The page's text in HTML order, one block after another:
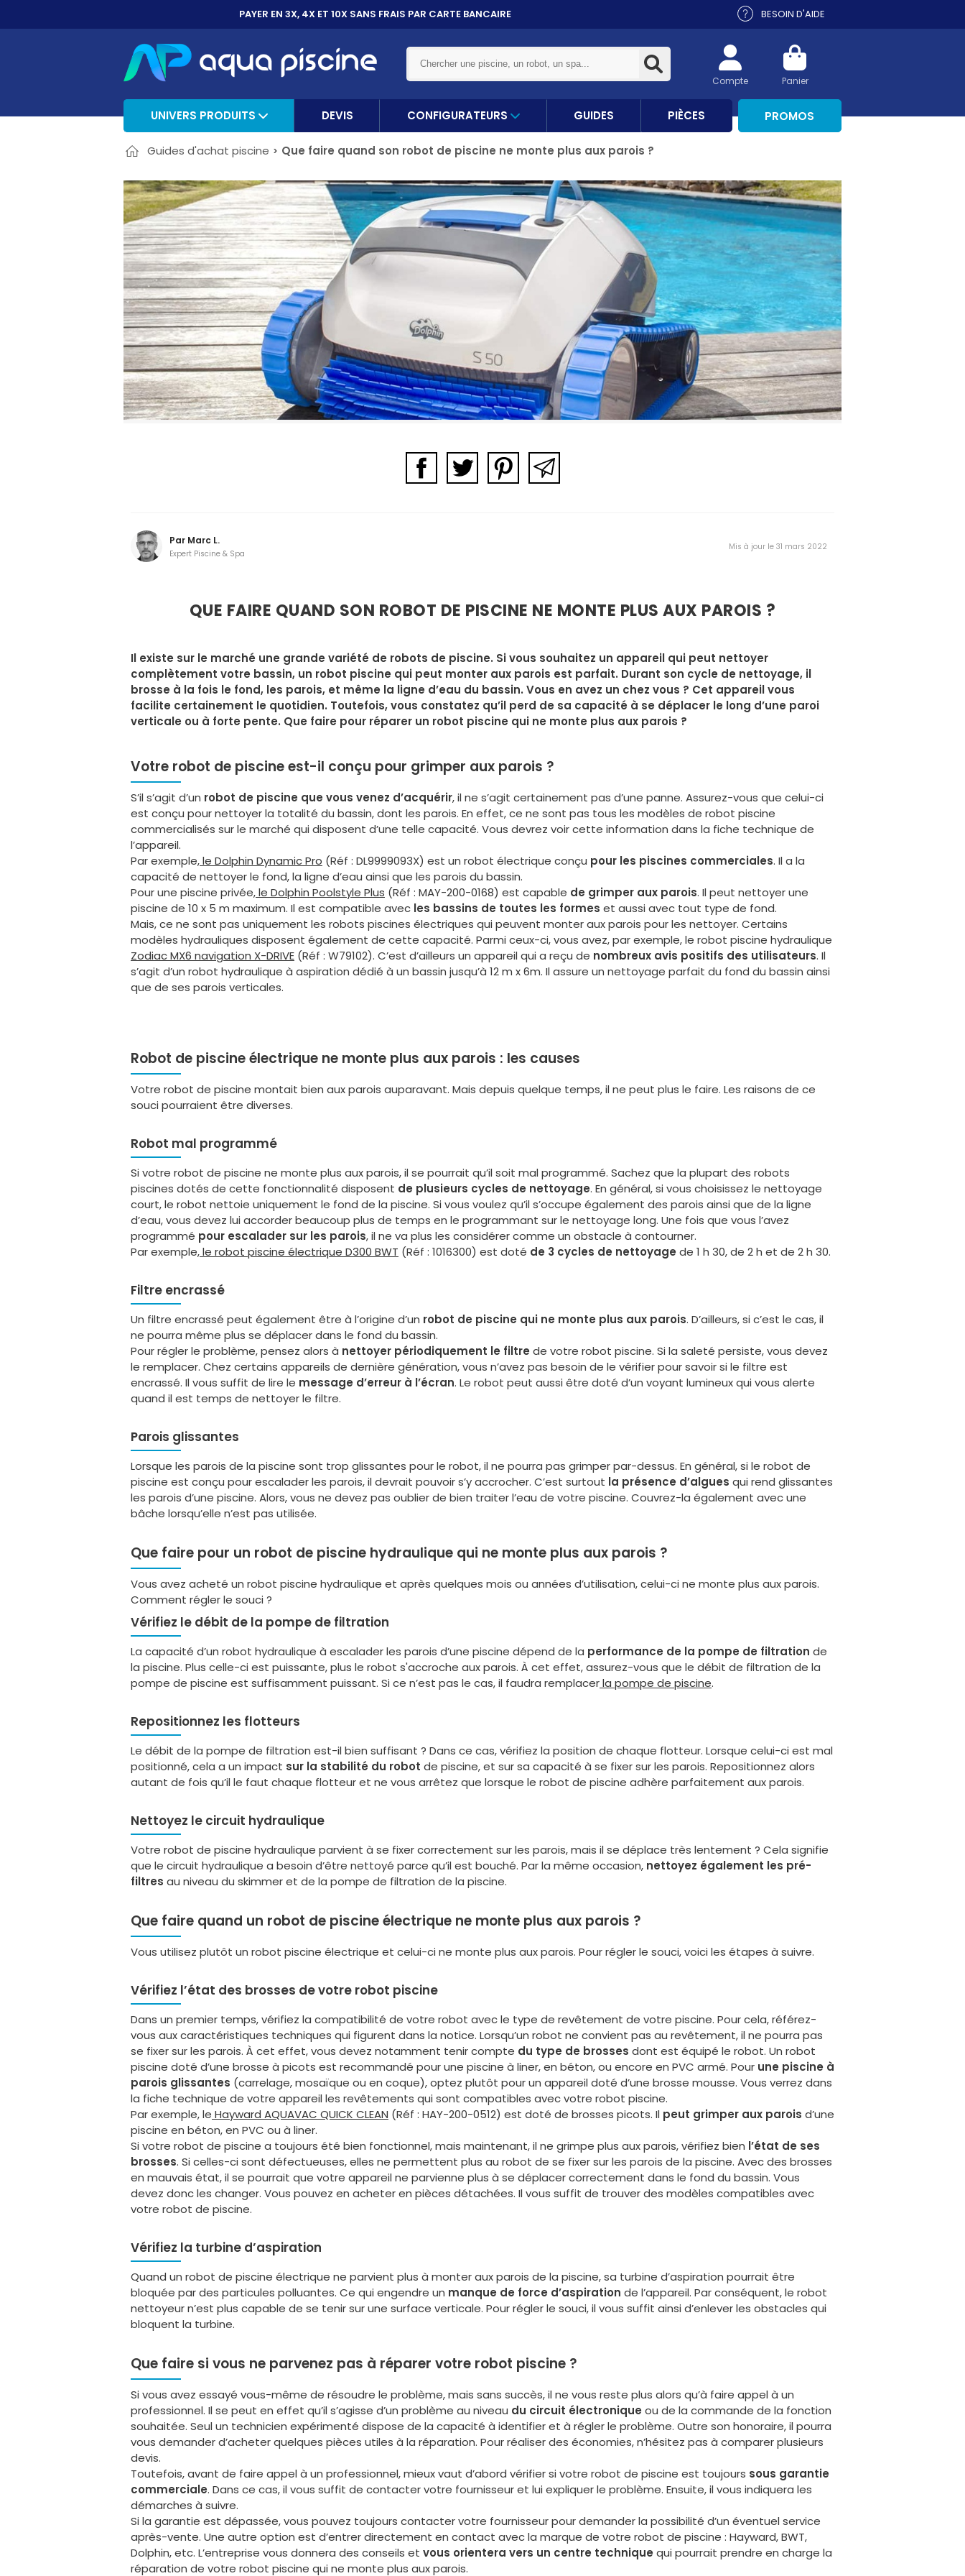
PAYER EN 3X, 4X ET 10XSANS FRAIS PAR CARTE BANCAIRE BESOIN D'AIDE
Panier
Compte
UNIVERS PRODUITS DEVIS CONFIGURATEURS GUIDES PIÈCES PROMOS
Guides d'achat piscine Que faire quand son robot de piscine ne monte plus aux parois ?
Par Marc L.
Expert Piscine & Spa
Mis à jour le 31 mars 2022
QUE FAIRE QUAND SON ROBOT DE PISCINE NE MONTE PLUS AUX PAROIS ?
Il existe sur le marché une grande variété de robots de piscine. Si vous souhaitez un appareil qui peut nettoyer
complètement votre bassin, un robot piscine qui peut monter aux parois est parfait. Durant son cycle de nettoyage, il
brosse à la fois le fond, les parois, et même la ligne d’eau du bassin. Vous en avez un chez vous ? Cet appareil vous
facilite certainement le quotidien. Toutefois, vous constatez qu’il perd de sa capacité à se déplacer le long d’une paroi
verticale ou à forte pente. Que faire pour réparer un robot piscine qui ne monte plus aux parois ?
Votre robot de piscine est-il conçu pour grimper aux parois ?
S’il s’agit d’un robot de piscine que vous venez d’acquérir, il ne s’agit certainement pas d’une panne. Assurez-vous que celui-ci
est conçu pour nettoyer la totalité du bassin, dont les parois. En effet, ce ne sont pas tous les modèles de robot piscine
commercialisés sur le marché qui disposent d’une telle capacité. Vous devrez voir cette information dans la fiche technique de
l’appareil.
Par exemple,le Dolphin Dynamic Pro (Réf : DL9999093X) est un robot électrique conçu pour les piscines commerciales. Il a la
capacité de nettoyer le fond, la ligne d’eau ainsi que les parois du bassin.
Pour une piscine privée,le Dolphin Poolstyle Plus (Réf : MAY-200-0168) est capable de grimper aux parois. Il peut nettoyer une
piscine de 10 x 5 m maximum. Il est compatible avec les bassins de toutes les formes et aussi avec tout type de fond.
Mais, ce ne sont pas uniquement les robots piscines électriques qui peuvent monter aux parois pour les nettoyer. Certains
modèles hydrauliques disposent également de cette capacité. Parmi ceux-ci, vous avez, par exemple, le robot piscine hydraulique
Zodiac MX6 navigation X-DRIVE (Réf : W79102). C’est d’ailleurs un appareil qui a reçu de nombreux avis positifs des utilisateurs. Il
s’agit d’un robot hydraulique à aspiration dédié à un bassin jusqu’à 12 m x 6m. Il assure un nettoyage parfait du fond du bassin ainsi
que de ses parois verticales.
Robot de piscine électrique ne monte plus aux parois : les causes
Votre robot de piscine montait bien aux parois auparavant. Mais depuis quelque temps, il ne peut plus le faire. Les raisons de ce
souci pourraient être diverses.
Robot mal programmé
Si votre robot de piscine ne monte plus aux parois, il se pourrait qu’il soit mal programmé. Sachez que la plupart des robots
piscines dotés de cette fonctionnalité disposent de plusieurs cycles de nettoyage. En général, si vous choisissez le nettoyage
court, le robot nettoie uniquement le fond de la piscine. Si vous voulez qu’il s’occupe également des parois ainsi que de la ligne
d’eau, vous devez lui accorder beaucoup plus de temps en le programmant sur le nettoyage long. Une fois que vous l’avez
programmé pour escalader sur les parois, il ne va plus les considérer comme un obstacle à contourner.
Par exemple,le robot piscine électrique D300 BWT (Réf : 1016300) est doté de 3 cycles de nettoyage de 1 h 30, de 2 h et de 2 h 30.
Filtre encrassé
Un filtre encrassé peut également être à l’origine d’un robot de piscine qui ne monte plus aux parois. D’ailleurs, si c’est le cas, il
ne pourra même plus se déplacer dans le fond du bassin.
Pour régler le problème, pensez alors à nettoyer périodiquement le filtre de votre robot piscine. Si la saleté persiste, vous devez
le remplacer. Chez certains appareils de dernière génération, vous n’avez pas besoin de le vérifier pour savoir si le filtre est
encrassé. Il vous suffit de lire le message d’erreur à l’écran. Le robot peut aussi être doté d’un voyant lumineux qui vous alerte
quand il est temps de nettoyer le filtre.
Parois glissantes
Lorsque les parois de la piscine sont trop glissantes pour le robot, il ne pourra pas grimper par-dessus. En général, si le robot de
piscine est conçu pour escalader les parois, il devrait pouvoir s’y accrocher. C’est surtout la présence d’algues qui rend glissantes
les parois d’une piscine. Alors, vous ne devez pas oublier de bien traiter l’eau de votre piscine. Couvrez-la également avec une
bâche lorsqu’elle n’est pas utilisée.
Que faire pour un robot de piscine hydraulique qui ne monte plus aux parois ?
Vous avez acheté un robot piscine hydraulique et après quelques mois ou années d’utilisation, celui-ci ne monte plus aux parois.
Comment régler le souci ?
Vérifiez le débit de la pompe de filtration
La capacité d’un robot hydraulique à escalader les parois d’une piscine dépend de la performance de la pompe de filtration de
la piscine. Plus celle-ci est puissante, plus le robot s'accroche aux parois. À cet effet, assurez-vous que le débit de filtration de la
pompe de piscine est suffisamment puissant. Si ce n’est pas le cas, il faudra remplacerla pompe de piscine.
Repositionnez les flotteurs
Le débit de la pompe de filtration est-il bien suffisant ? Dans ce cas, vérifiez la position de chaque flotteur. Lorsque celui-ci est mal
positionné, cela a un impact sur la stabilité du robot de piscine, et sur sa capacité à se fixer sur les parois. Repositionnez alors
autant de fois qu’il le faut chaque flotteur et ne vous arrêtez que lorsque le robot de piscine adhère parfaitement aux parois.
Nettoyez le circuit hydraulique
Votre robot de piscine hydraulique parvient à se fixer correctement sur les parois, mais il se déplace très lentement ? Cela signifie
que le circuit hydraulique a besoin d’être nettoyé parce qu’il est bouché. Par la même occasion, nettoyez également les pré-
filtres au niveau du skimmer et de la pompe de filtration de la piscine.
Que faire quand un robot de piscine électrique ne monte plus aux parois ?
Vous utilisez plutôt un robot piscine électrique et celui-ci ne monte plus aux parois. Pour régler le souci, voici les étapes à suivre.
Vérifiez l’état des brosses de votre robot piscine
Dans un premier temps, vérifiez la compatibilité de votre robot avec le type de revêtement de votre piscine. Pour cela, référez-
vous aux caractéristiques techniques qui figurent dans la notice. Lorsqu’un robot ne convient pas au revêtement, il ne pourra pas
se fixer sur les parois. À cet effet, vous devez notamment tenir compte du type de brosses dont est équipé le robot. Un robot
piscine doté d’une brosse à picots est recommandé pour une piscine à liner, en béton, ou encore en PVC armé. Pour une piscine à
parois glissantes (carrelage, mosaïque ou en coque), optez plutôt pour un appareil doté d’une brosse mousse. Vous verrez dans
la fiche technique de votre appareil les revêtements qui sont compatibles avec votre robot piscine.
Par exemple, le Hayward AQUAVAC QUICK CLEAN (Réf : HAY-200-0512) est doté de brosses picots. Il peut grimper aux parois d’une
piscine en béton, en PVC ou à liner.
Si votre robot de piscine a toujours été bien fonctionnel, mais maintenant, il ne grimpe plus aux parois, vérifiez bien l’état de ses
brosses. Si celles-ci sont défectueuses, elles ne permettent plus au robot de se fixer sur les parois de la piscine. Avec des brosses
en mauvais état, il se pourrait que votre appareil ne parvienne plus à se déplacer correctement dans le fond du bassin. Vous
devez donc les changer. Vous pouvez en acheter en pièces détachées. Il vous suffit de trouver des modèles compatibles avec
votre robot de piscine.
Vérifiez la turbine d’aspiration
Quand un robot de piscine électrique ne parvient plus à monter aux parois de la piscine, sa turbine d’aspiration pourrait être
bloquée par des particules polluantes. Ce qui engendre un manque de force d’aspiration de l’appareil. Par conséquent, le robot
nettoyeur n’est plus capable de se tenir sur une surface verticale. Pour régler le souci, il vous suffit ainsi d’enlever les obstacles qui
bloquent la turbine.
Que faire si vous ne parvenez pas à réparer votre robot piscine ?
Si vous avez essayé vous-même de résoudre le problème, mais sans succès, il ne vous reste plus alors qu’à faire appel à un
professionnel. Il se peut en effet qu’il s’agisse d’un problème au niveau du circuit électronique ou de la commande de la fonction
souhaitée. Seul un technicien expérimenté dispose de la capacité à identifier et à régler le problème. Outre son honoraire, il pourra
vous demander d’acheter quelques pièces utiles à la réparation. Pour réaliser des économies, n’hésitez pas à comparer plusieurs
devis.
Toutefois, avant de faire appel à un professionnel, mieux vaut d’abord vérifier si votre robot de piscine est toujours sous garantie
commerciale. Dans ce cas, il vous suffit de contacter votre fournisseur et lui expliquer le problème. Ensuite, il vous indiquera les
démarches à suivre.
Si la garantie est dépassée, vous pouvez toujours contacter votre fournisseur pour demander la possibilité d’un éventuel service
après-vente. Une autre option est d’entrer directement en contact avec la marque de votre robot de piscine : Hayward, BWT,
Dolphin, etc. L’entreprise vous donnera des conseils et vous orientera vers un centre technique qui pourrait prendre en charge la
réparation de votre robot piscine qui ne monte plus aux parois.